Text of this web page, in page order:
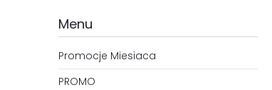
Menu
Promocje Miesiaca
PROMO